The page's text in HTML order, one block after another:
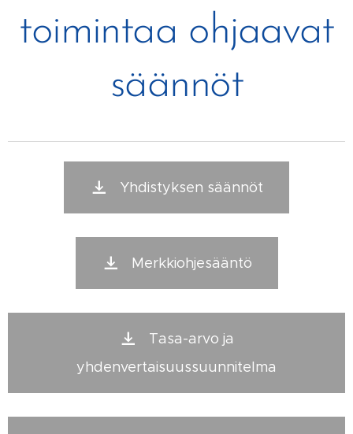
toimintaa ohjaavat
säännöt
Yhdistyksen säännöt
Merkkiohjesääntö
Tasa-arvo ja
yhdenvertaisuussuunnitelma